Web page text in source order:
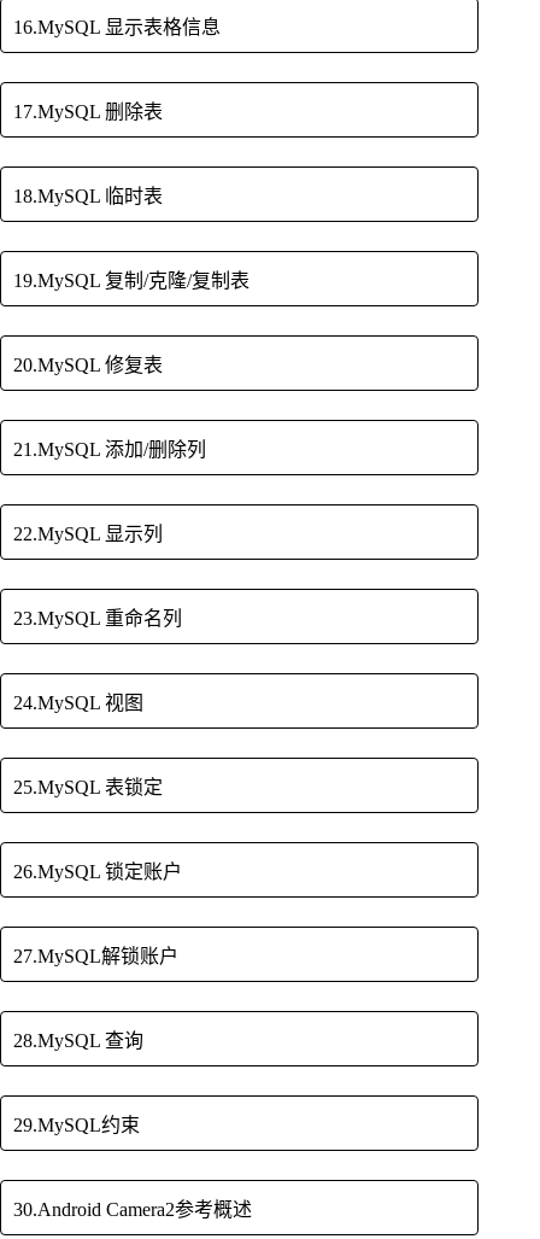
16.MySQL 显示表格信息
17.MySQL 删除表
18.MySQL 临时表
19.MySQL 复制/克隆/复制表
20.MySQL 修复表
21.MySQL 添加/删除列
22.MySQL 显示列
23.MySQL 重命名列
24.MySQL 视图
25.MySQL 表锁定
26.MySQL 锁定账户
27.MySQL解锁账户
28.MySQL 查询
29.MySQL约束
30.Android Camera2参考概述